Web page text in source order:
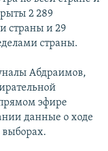
2 289
страны и 29
страны.
Абдраимов,
эфире
данные о ходе
выборах.